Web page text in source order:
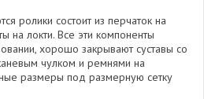
ролики состоит из перчаток на
на локти. Все эти компоненты
хорошо закрывают суставы со
чулком и ремнями на
размеры под размерную сетку